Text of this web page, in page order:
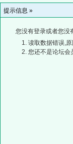
提示信息 »
您没有登录或者您没
读取数据错误,
您还不是论坛会